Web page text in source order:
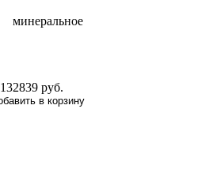
минеральное
132839 руб.